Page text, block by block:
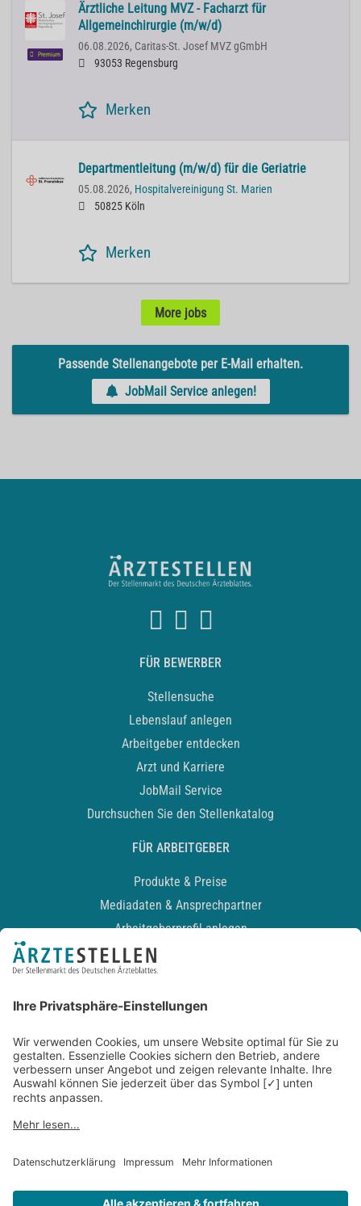
Premium
Ärztliche Leitung MVZ - Facharzt für
Allgemeinchirurgie (m/w/d)
06.08.2026, Caritas-St. Josef MVZ gGmbH
93053 Regensburg
Merken
Departmentleitung (m/w/d) für die Geriatrie
05.08.2026, Hospitalvereinigung St. Marien
50825 Köln
Merken
More jobs
Passende Stellenangebote per E-Mail erhalten.
JobMail Service anlegen!
FÜR BEWERBER
Stellensuche
Lebenslauf anlegen
Arbeitgeber entdecken
Arzt und Karriere
JobMail Service
Durchsuchen Sie den Stellenkatalog
FÜR ARBEITGEBER
Produkte & Preise
Mediadaten & Ansprechpartner
Arbeitgeberprofil anlegen
Recruiting-Podcast
Kontakt
Datenschutz
Newsletter